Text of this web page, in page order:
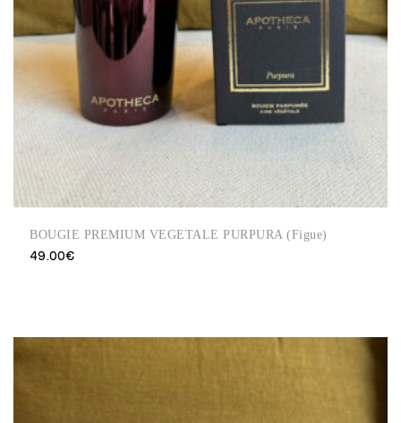
BOUGIE PREMIUM VEGETALE PURPURA (Figue)
49.00€